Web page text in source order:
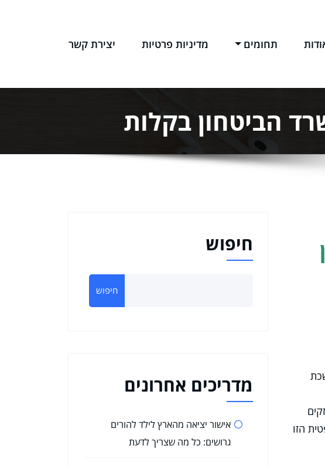
תחומים מדיניות פרטיות יצירת קשר
הביטחון בקלות
הזו
חיפוש
חיפוש
מדריכים אחרונים
אישור יציאה מהארץ לילד להורים
גרושים: כל מה שצריך לדעת